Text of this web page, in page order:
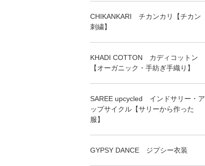
CHIKANKARI チカンカリ【チカン
刺繍】
KHADI COTTON カディコットン
【オーガニック・手紡ぎ手織り】
SAREE upcycled インドサリー・ア
ップサイクル【サリーから作った
服】
GYPSY DANCE ジプシー衣装